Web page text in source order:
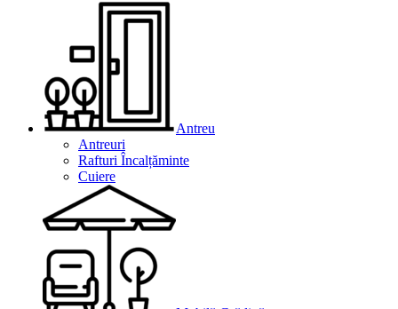
Antreu
Antreuri
Rafturi Încalțăminte
Cuiere